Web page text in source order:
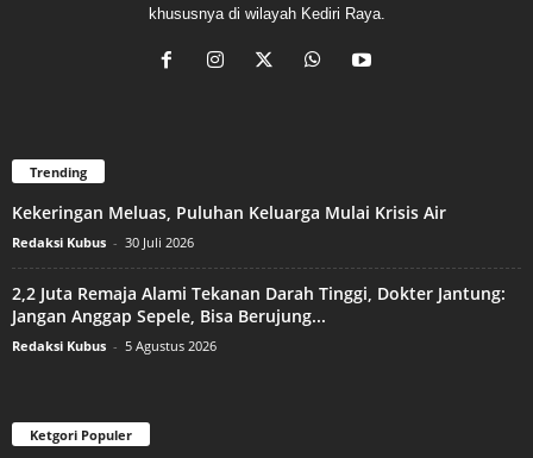
khususnya di wilayah Kediri Raya.
Trending
Kekeringan Meluas, Puluhan Keluarga Mulai Krisis Air
Redaksi Kubus - 30 Juli 2026
2,2 Juta Remaja Alami Tekanan Darah Tinggi, Dokter Jantung:
Jangan Anggap Sepele, Bisa Berujung...
Redaksi Kubus - 5 Agustus 2026
Ketgori Populer